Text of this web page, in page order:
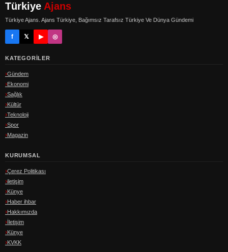
Türkiye Ajans
Türkiye Ajans. Ajans Türkiye, Bağımsız Tarafsız Türkiye Ve Dünya Gündemi
f 𝕏 ▶ ◎
KATEGORILER
Gündem
Ekonomi
Sağlık
Kültür
Teknoloji
Spor
Magazin
KURUMSAL
Çerez Politikası
iletişim
Künye
Haber ihbar
Hakkımızda
İletişim
Künye
KVKK